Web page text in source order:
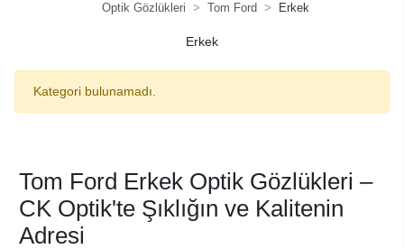
Optik Gözlükleri Tom Ford Erkek
Erkek
Kategori bulunamadı.
Tom Ford Erkek Optik Gözlükleri –
CK Optik'te Şıklığın ve Kalitenin
Adresi